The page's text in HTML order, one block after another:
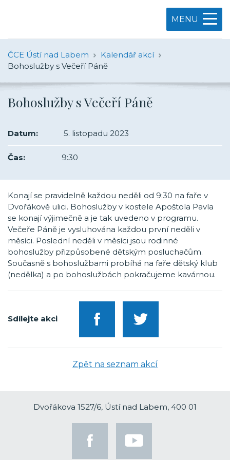
MENU
ČCE Ústí nad Labem
Kalendář akcí
Bohoslužby s Večeří Páně
Bohoslužby s Večeří Páně
Datum: 5. listopadu 2023
Čas: 9:30
Konají se pravidelně každou neděli od 9:30 na faře v
Dvořákově ulici. Bohoslužby v kostele Apoštola Pavla
se konají výjimečně a je tak uvedeno v programu.
Večeře Páně je vysluhována každou první neděli v
měsíci. Poslední neděli v měsíci jsou rodinné
bohoslužby přizpůsobené dětským posluchačům.
Současně s bohoslužbami probíhá na faře dětský klub
(nedělka) a po bohoslužbách pokračujeme kavárnou.
Sdílejte akci
Zpět na seznam akcí
Dvořákova 1527/6, Ústí nad Labem, 400 01